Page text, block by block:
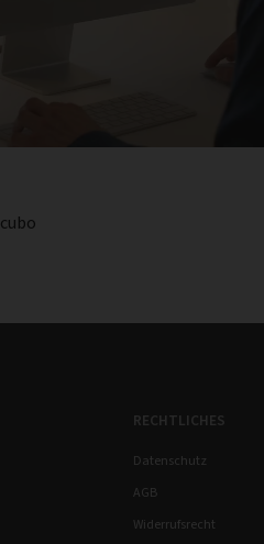
RECHTLICHES
Datenschutz
AGB
Widerrufsrecht